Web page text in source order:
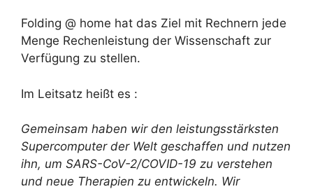
Folding @ home hat das Ziel mit Rechnern jede
Menge Rechenleistung der Wissenschaft zur
Verfügung zu stellen.
Im Leitsatz heißt es :
Gemeinsam haben wir den leistungsstärksten
Supercomputer der Welt geschaffen und nutzen
ihn, um SARS-CoV-2/COVID-19 zu verstehen
und neue Therapien zu entwickeln. Wir